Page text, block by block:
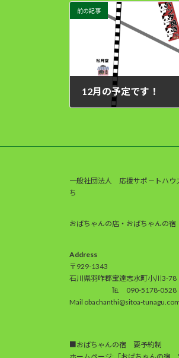
前の記事
12月の予定です！
一般社団法人 応援サポ－トハウ
ち
おばちゃんの店・
Address
〒929-1343
石川県羽咋郡宝達志水町小川3-78
℡ 090-5178-0528
Mail obachanthi@sitoa-
■おばちゃんの宿 要予約制